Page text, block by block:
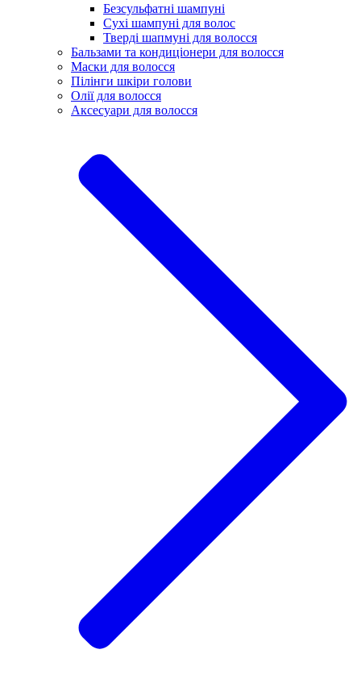
Безсульфатні шампуні
Сухі шампуні для волос
Тверді шапмуні для волосся
Бальзами та кондиціонери для волосся
Маски для волосся
Пілінги шкіри голови
Олії для волосся
Аксесуари для волосся